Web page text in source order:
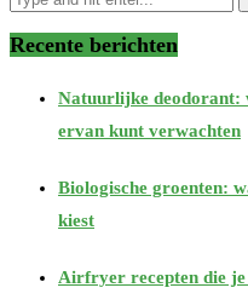
Recente berichten
Natuurlijke deodorant:
ervan kunt verwachten
Biologische groenten:
kiest
Airfryer recepten die